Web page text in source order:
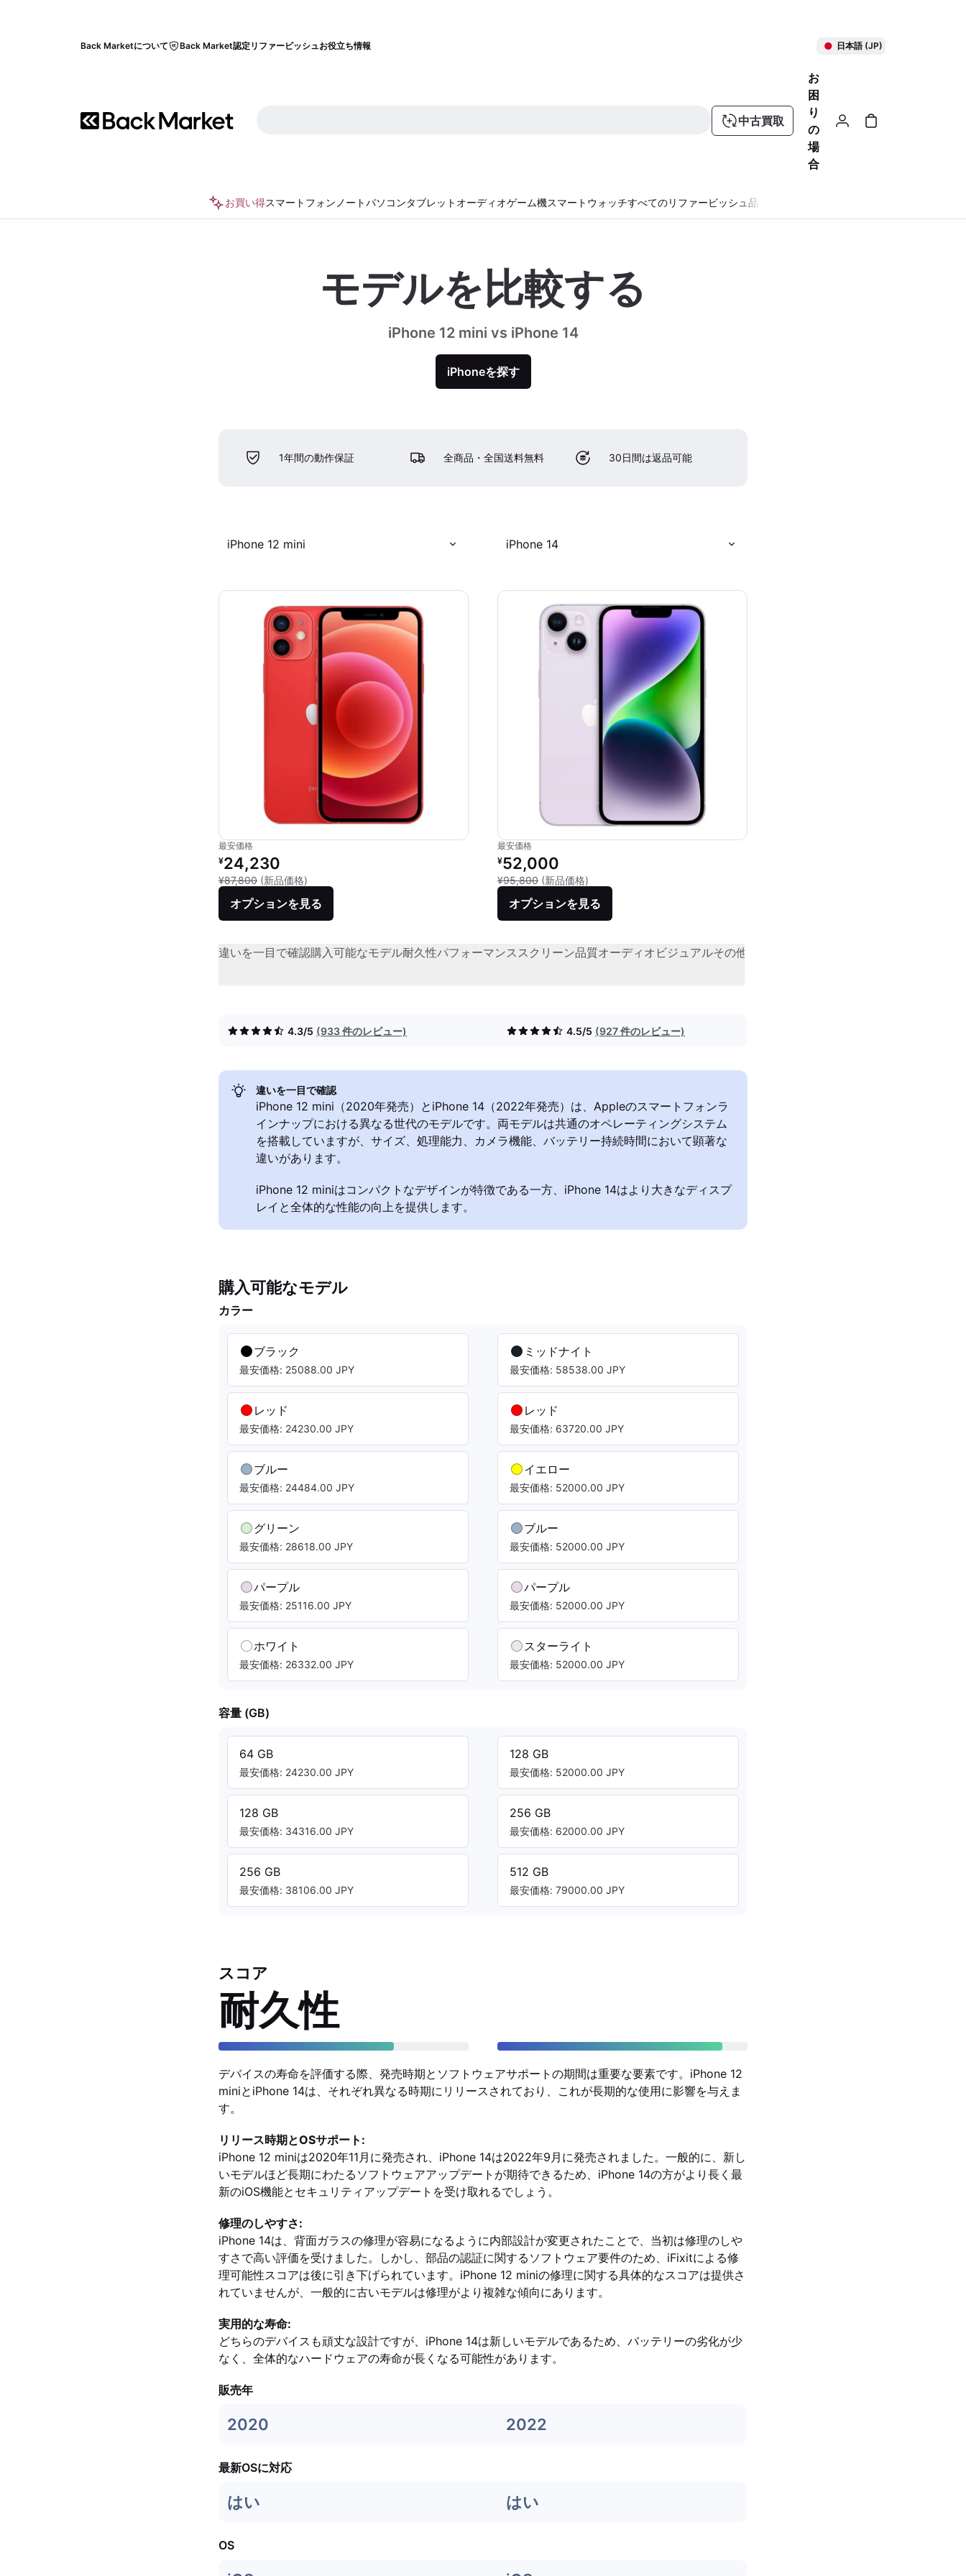
Back Marketについて Back Market認定リファービッシュお役立ち情報 日本語 (JP)
中古買取
お
困
り
の
場
合
お買い得スマートフォン ノートパソコンタブレット オーディオゲーム機スマートウォッチすべてのリファービッシュ品
モデルを比較する
iPhone 12 mini vs iPhone 14
iPhoneを探す
1年間の動作保証 全商品・全国送料無料 30日間は返品可能
iPhone 12 mini iPhone 14
最安価格
リファービッシュ品の価格：
¥24,230
¥87,800 (新品価格)
オプションを見る
最安価格
リファービッシュ品の価格：
¥52,000
¥95,800 (新品価格)
オプションを見る
違いを一目で確認購入可能なモデル耐久性パフォーマンススクリーン品質オーディオビジュアルその他
4.3/5 (933 件のレビュー) 4.5/5 (927 件のレビュー)
違いを一目で確認
iPhone 12 mini（2020年発売）とiPhone 14（2022年発売）は、Appleのスマートフォンラ
インナップにおける異なる世代のモデルです。両モデルは共通のオペレーティングシステム
を搭載していますが、サイズ、処理能力、カメラ機能、バッテリー持続時間において顕著な
違いがあります。
iPhone 12 miniはコンパクトなデザインが特徴である一方、iPhone 14はより大きなディスプ
レイと全体的な性能の向上を提供します。
購入可能なモデル
カラー
ブラック
最安価格: 25088.00 JPY
レッド
最安価格: 24230.00 JPY
ブルー
最安価格: 24484.00 JPY
グリーン
最安価格: 28618.00 JPY
パープル
最安価格: 25116.00 JPY
ホワイト
最安価格: 26332.00 JPY
ミッドナイト
最安価格: 58538.00 JPY
レッド
最安価格: 63720.00 JPY
イエロー
最安価格: 52000.00 JPY
ブルー
最安価格: 52000.00 JPY
パープル
最安価格: 52000.00 JPY
スターライト
最安価格: 52000.00 JPY
容量 (GB)
64 GB
最安価格: 24230.00 JPY
128 GB
最安価格: 34316.00 JPY
256 GB
最安価格: 38106.00 JPY
128 GB
最安価格: 52000.00 JPY
256 GB
最安価格: 62000.00 JPY
512 GB
最安価格: 79000.00 JPY
スコア
耐久性
デバイスの寿命を評価する際、発売時期とソフトウェアサポートの期間は重要な要素です。iPhone 12
miniとiPhone 14は、それぞれ異なる時期にリリースされており、これが長期的な使用に影響を与えま
す。
リリース時期とOSサポート:
iPhone 12 miniは2020年11月に発売され、iPhone 14は2022年9月に発売されました。一般的に、新し
いモデルほど長期にわたるソフトウェアアップデートが期待できるため、iPhone 14の方がより長く最
新のiOS機能とセキュリティアップデートを受け取れるでしょう。
修理のしやすさ:
iPhone 14は、背面ガラスの修理が容易になるように内部設計が変更されたことで、当初は修理のしや
すさで高い評価を受けました。しかし、部品の認証に関するソフトウェア要件のため、iFixitによる修
理可能性スコアは後に引き下げられています。iPhone 12 miniの修理に関する具体的なスコアは提供さ
れていませんが、一般的に古いモデルは修理がより複雑な傾向にあります。
実用的な寿命:
どちらのデバイスも頑丈な設計ですが、iPhone 14は新しいモデルであるため、バッテリーの劣化が少
なく、全体的なハードウェアの寿命が長くなる可能性があります。
販売年
2020 2022
最新OSに対応
はい はい
OS